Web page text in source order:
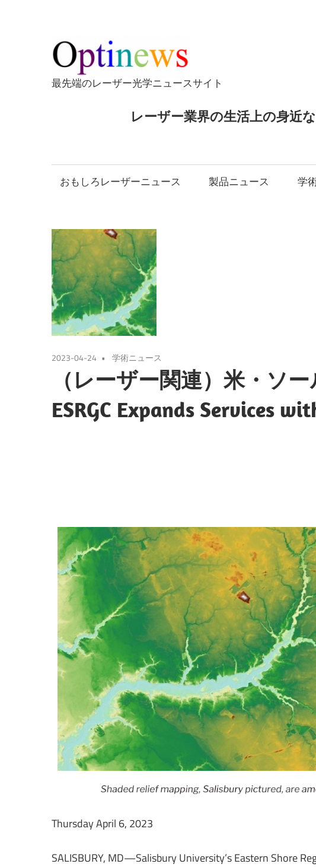
テ
ン
ツ
プ
最先端のレーザー光学ニュースサイト
レーザー業界の生活上の身近
おもしろレーザーニュース 製品ニュース 学
2023-04-24 学術ニュース
（レーザー関連）米・ソ
ESRGC Expands Services
Thursday April 6, 2023
SALISBURY, MD—Salisbury University’s Eastern Shore